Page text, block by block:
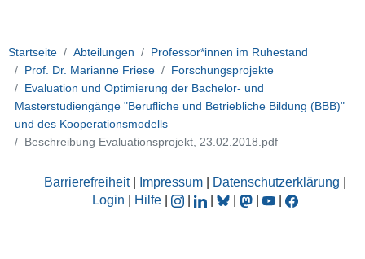
Startseite Abteilungen
Professor*innen im Ruhestand
Prof. Dr. Marianne Friese
Forschungsprojekte
Evaluation und Optimierung der Bachelor- und
Masterstudiengänge "Berufliche und Betriebliche Bildung (BBB)"
und des Kooperationsmodells
Beschreibung Evaluationsprojekt, 23.02.2018.pdf
Barrierefreiheit| Impressum Datenschutzerklärung
Login
Hilfe